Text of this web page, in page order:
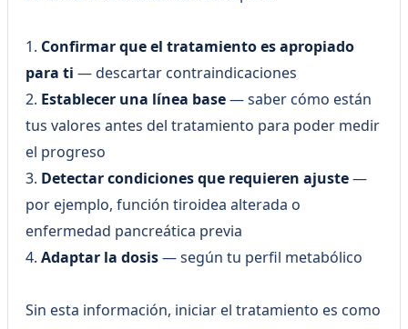
1. Confirmar que el tratamiento es apropiado
para ti — descartar contraindicaciones
2. Establecer una línea base— saber cómo están
tus valores antes del tratamiento para poder medir
el progreso
3. Detectar condiciones que requieren ajuste—
por ejemplo, función tiroidea alterada o
enfermedad pancreática previa
4.Adaptar la dosis— según tu perfil metabólico
Sin esta información, iniciar el tratamiento es como